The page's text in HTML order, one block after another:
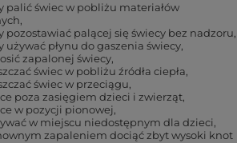
palić świec w pobliżu materiałów
pozostawiać palącej się świecy bez nadzoru
używać płynu do gaszenia świecy
zapalonej świecy
świec w pobliżu źródła ciepła
świec w przeciągu
poza zasięgiem dzieci i zwierząt
w pozycji pionowej
w miejscu niedostępnym dla dzieci
zapaleniem dociąć zbyt wysoki knot